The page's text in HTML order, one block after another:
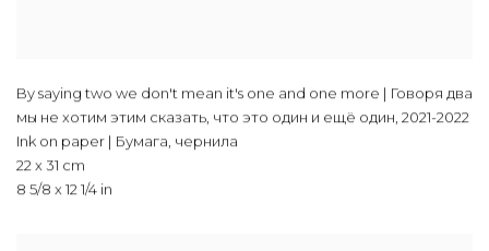
By saying two we don't mean it's one and one more | Говоря два
мы не хотим этим сказать, что это один и ещё один, 2021-2022
Ink on paper | Бумага, чернила
22 x 31 cm
8 5/8 x 12 1/4 in